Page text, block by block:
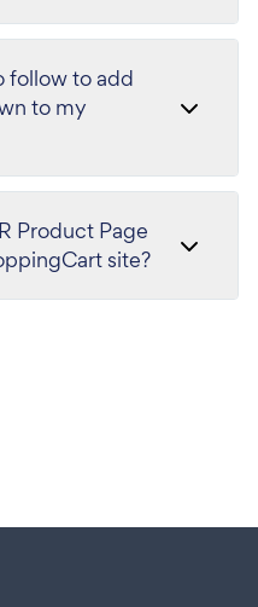
follow to add
to my
Product Page
site?